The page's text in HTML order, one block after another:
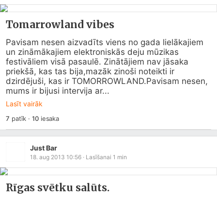
Tomarrowland vibes
Pavisam nesen aizvadīts viens no gada lielākajiem
un zināmākajiem elektroniskās deju mūzikas
festivāliem visā pasaulē. Zinātājiem nav jāsaka
priekšā, kas tas bija,mazāk zinoši noteikti ir
dzirdējuši, kas ir TOMORROWLAND.Pavisam nesen,
mums ir bijusi intervija ar...
Lasīt vairāk
7 patīk ·10iesaka
Just Bar
18. aug 2013 10:56 · Lasīšanai 1 min
Rīgas svētku salūts.